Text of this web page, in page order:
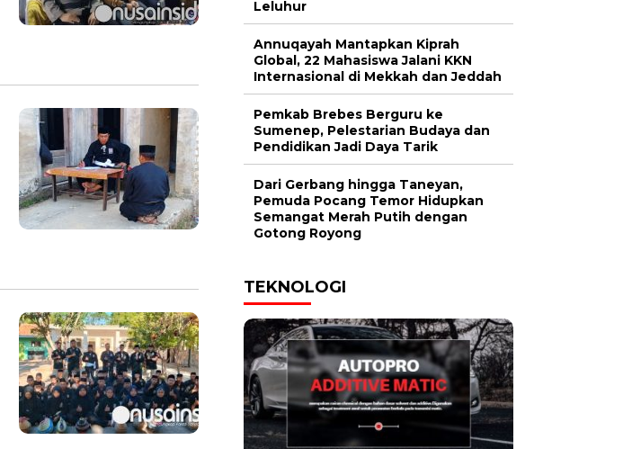
Leluhur
Annuqayah Mantapkan Kiprah
Global, 22 Mahasiswa Jalani KKN
Internasional di Mekkah dan Jeddah
Pemkab Brebes Berguru ke
Sumenep, Pelestarian Budaya dan
Pendidikan Jadi Daya Tarik
Dari Gerbang hingga Taneyan,
Pemuda Pocang Temor Hidupkan
Semangat Merah Putih dengan
Gotong Royong
TEKNOLOGI